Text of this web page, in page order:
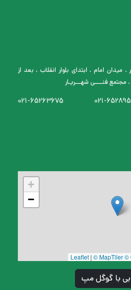
میدان امام ، ابتدای بلوار انقلاب ، بعد از
فنــــی شهـــریـار
021-
021-65263675
+
−
| © MapTiler©
با گوگل مپ